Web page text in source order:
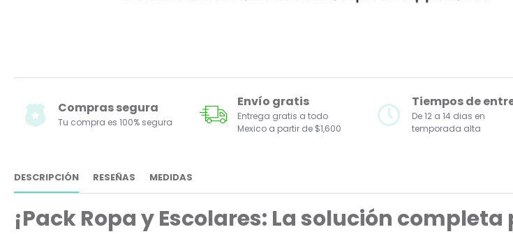
Compras segura
Tu compra es 100% segura
Envío gratis
Entrega gratis a todo
Mexico a partir de $1,600
Tiempos de
De 12 a 14 dias en
temporada alta
DESCRIPCIÓN RESEÑAS MEDIDAS
¡Pack Ropa y Escolares: La solución